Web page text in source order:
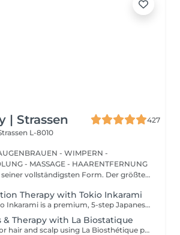
| Strassen
427
L-8010
- WIMPERN -
- MASSAGE - HAARENTFERNUNG
seiner vollständigsten Form. Der größte
Therapy with Tokio Inkarami
Tokio Inkarami Tokio Inkarami is a premium, 5-step Japanese salon treatment designed to repair damaged hair at a molecular level. Utilizing patented technology, it reconstructs keratin bonds from within, enhancing strength, shine, and elasticity for up to 46 weeks, making it ideal for bleached or processed hair. Especially recommended before colouring or lightening to reinforce hair structure and enhance colour durability. For best results, repeat every 4-6 weeks depending on hair condition. Simple, Moderate, Complex This grading reflects your hair's individual characteristics, such as texture, density, and length and is assessed by your hairdresser at the start of your visit. Not sure which to choose? We recommend booking Complex. The price will be adjusted after your consultation. Note: This is not related to the difficulty of service or timing.
& Therapy with La Biostatique
Personalised care for hair and scalp using La Biosthétique products, combined with vaporisation for deep penetration. We apply targeted serums, masks or concentrates based on your hair's needs to nourish, strengthen, and revitalise. Perfect for restoring health, reducing breakage, and improving shine. Can be paired with other services. Oil therapy by La Biosthétique is a luxurious, deeply restorative treatment designed to rejuvenate even the most dry, damaged, or dehydrated hair. Powered by an exclusive blend of precious botanical oils and cutting-edge patented technology, this intensive therapy penetrates deep into the hair fiber to repair and rebuild from within.